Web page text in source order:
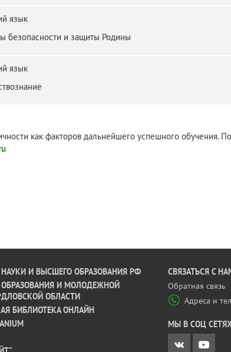
язык
безопасности и защиты Родины
язык
как факторов дальнейшего успешного обучения.
И ВЫСШЕГО ОБРАЗОВАНИЯ РФ
И МОЛОДЕЖНОЙ
ОБЛАСТИ
БИБЛИОТЕКА ОНЛАЙН
CВЯЗАТЬСЯ С
Обратная связь
Адреса и
МЫ В СОЦ